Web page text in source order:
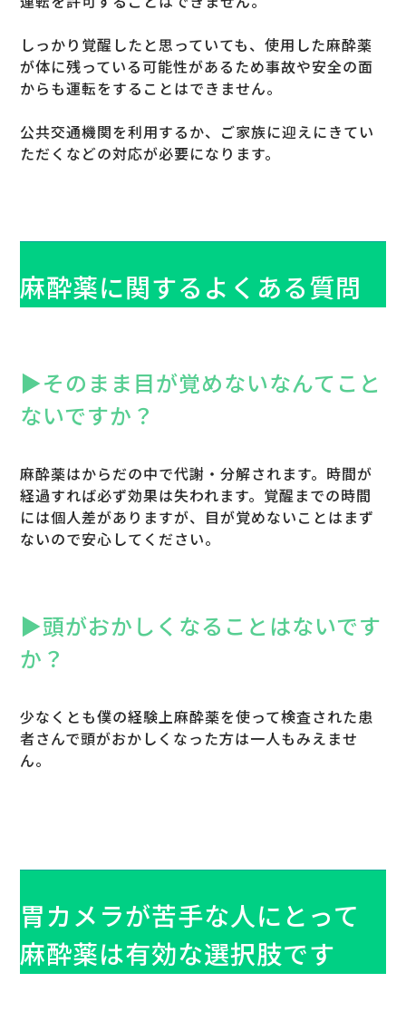
しっかり覚醒したと思っていても、使用した麻酔薬
が体に残っている可能性があるため事故や安全の面
からも運転をすることはできません。
公共交通機関を利用するか、ご家族に迎えにきてい
ただくなどの対応が必要になります。
麻酔薬に関するよくある質問
▶︎そのまま目が覚めないなんてこと
ないですか？
麻酔薬はからだの中で代謝・分解されます。時間が
経過すれば必ず効果は失われます。覚醒までの時間
には個人差がありますが、目が覚めないことはまず
ないので安心してください。
▶︎頭がおかしくなることはないです
か？
少なくとも僕の経験上麻酔薬を使って検査された患
者さんで頭がおかしくなった方は一人もみえませ
ん。
胃カメラが苦手な人にとって
麻酔薬は有効な選択肢です